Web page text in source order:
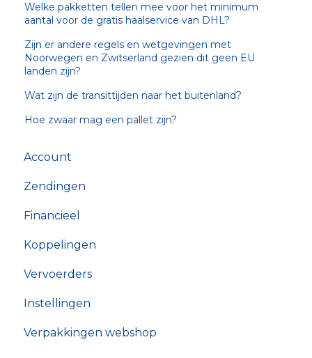
Welke pakketten tellen mee voor het minimum
aantal voor de gratis haalservice van DHL?
Zijn er andere regels en wetgevingen met
Noorwegen en Zwitserland gezien dit geen EU
landen zijn?
Wat zijn de transittijden naar het buitenland?
Hoe zwaar mag een pallet zijn?
Account
Zendingen
Financieel
Koppelingen
Vervoerders
Instellingen
Verpakkingen webshop